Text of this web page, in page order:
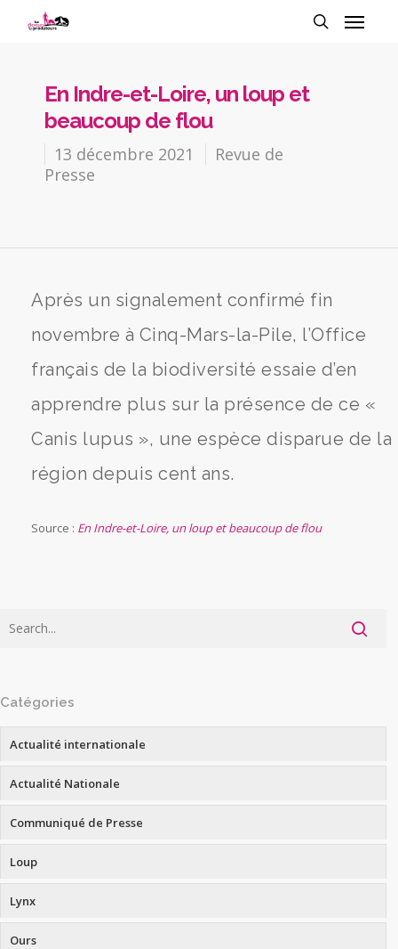
En Indre-et-Loire, un loup et
beaucoup de flou
13 décembre 2021
Revue de
Presse
Après un signalement confirmé fin
novembre à Cinq-Mars-la-Pile, l’Office
français de la biodiversité essaie d’en
apprendre plus sur la présence de ce «
Canis lupus », une espèce disparue de la
région depuis cent ans.
Source : En Indre-et-Loire, un loup et beaucoup de flou
Catégories
Actualité internationale
Actualité Nationale
Communiqué de Presse
Loup
Lynx
Ours